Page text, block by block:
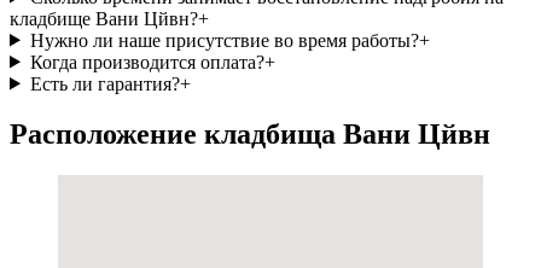
кладбище Вани Цйвн?+
Нужно ли наше присутствие во время работы?+
Когда производится оплата?+
Есть ли гарантия?+
Расположение кладбища Вани Цйвн